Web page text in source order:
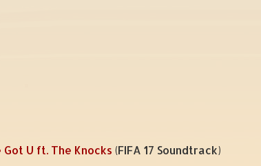
U ft. The Knocks (FIFA 17 Soundtrack)